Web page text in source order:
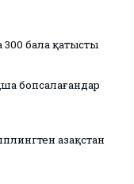
бала қатысты
бопсалағандар
Қазақстан